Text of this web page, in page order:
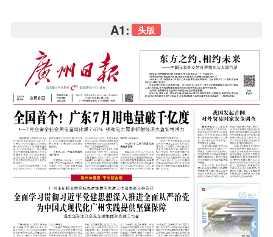
A1: 头版